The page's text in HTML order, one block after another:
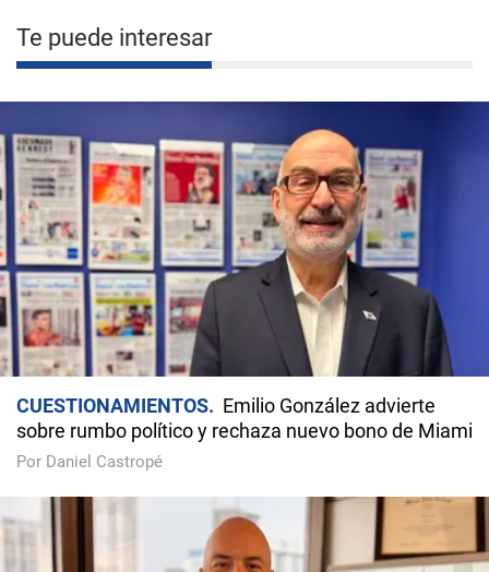
Te puede interesar
CUESTIONAMIENTOS
Emilio González advierte
sobre rumbo político y rechaza nuevo bono de Miami
Por Daniel Castropé